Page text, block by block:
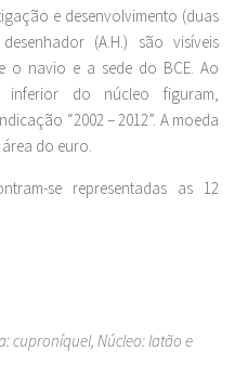
e desenvolvimento (duas
(A.H.) são visíveis
o navio e a sede do BCE. Ao
do núcleo figuram,
“2002 – 2012”. A moeda
do euro.
se representadas as 12
cuproníquel, Núcleo: latão e